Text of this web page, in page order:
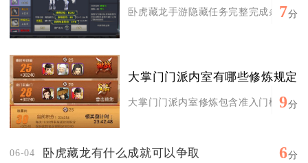
卧虎藏龙手游隐藏任务完整完成条件分
7分
大掌门门派内室有哪些修炼规定
大掌门门派内室修炼包含准入门槛、资
9分
06-04 卧虎藏龙有什么成就可以争取 6分